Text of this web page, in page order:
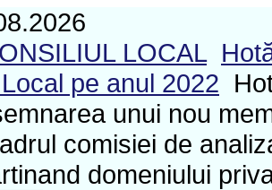
LOCAL
pe anul 2022
unui nou
comisiei de
domeniului